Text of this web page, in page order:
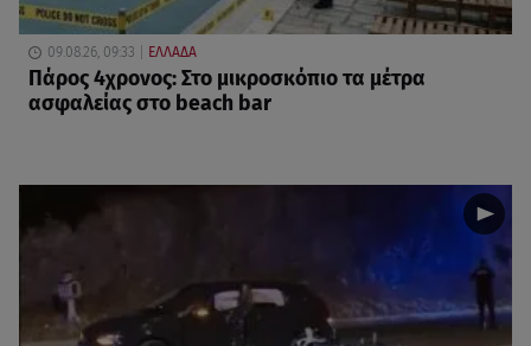
09.08.26, 09:33 ΕΛΛΑΔΑ
Πάρος 4χρονος: Στο μικροσκόπιο τα μέτρα
ασφαλείας στο beach bar